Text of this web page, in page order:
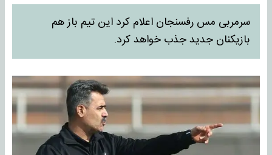
سرمربی مس رفسنجان اعلام کرد این تیم باز هم
بازیکنان جدید جذب خواهد کرد.